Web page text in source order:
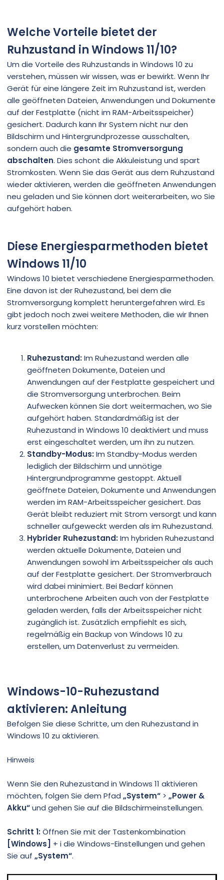
Welche Vorteile bietet der
Ruhzustand in Windows 11/10?
Um die Vorteile des Ruhzustands in Windows 10 zu
verstehen, müssen wir wissen, was er bewirkt. Wenn Ihr
Gerät für eine längere Zeit im Ruhzustand ist, werden
alle geöffneten Dateien, Anwendungen und Dokumente
auf der Festplatte (nicht im RAM-Arbeitsspeicher)
gesichert. Dadurch kann Ihr System nicht nur den
Bildschirm und Hintergrundprozesse ausschalten,
sondern auch die gesamte Stromversorgung
abschalten. Dies schont die Akkuleistung und spart
Stromkosten. Wenn Sie das Gerät aus dem Ruhzustand
wieder aktivieren, werden die geöffneten Anwendungen
neu geladen und Sie können dort weiterarbeiten, wo Sie
aufgehört haben.
Diese Energiesparmethoden bietet
Windows 11/10
Windows 10 bietet verschiedene Energiesparmethoden.
Eine davon ist der Ruhezustand, bei dem die
Stromversorgung komplett heruntergefahren wird. Es
gibt jedoch noch zwei weitere Methoden, die wir Ihnen
kurz vorstellen möchten:
Ruhezustand:Im Ruhezustand werden alle
geöffneten Dokumente, Dateien und
Anwendungen auf der Festplatte gespeichert und
die Stromversorgung unterbrochen. Beim
Aufwecken können Sie dort weitermachen, wo Sie
aufgehört haben. Standardmäßig ist der
Ruhezustand in Windows 10 deaktiviert und muss
erst eingeschaltet werden, um ihn zu nutzen.
Standby-Modus:Im Standby-Modus werden
lediglich der Bildschirm und unnötige
Hintergrundprogramme gestoppt. Aktuell
geöffnete Dateien, Dokumente und Anwendungen
werden im RAM-Arbeitsspeicher gesichert. Das
Gerät bleibt reduziert mit Strom versorgt und kann
schneller aufgeweckt werden als im Ruhezustand.
Hybrider Ruhezustand:Im hybriden Ruhezustand
werden aktuelle Dokumente, Dateien und
Anwendungen sowohl im Arbeitsspeicher als auch
auf der Festplatte gesichert. Der Stromverbrauch
wird dabei minimiert. Bei Bedarf können
unterbrochene Arbeiten auch von der Festplatte
geladen werden, falls der Arbeitsspeicher nicht
zugänglich ist. Zusätzlich empfiehlt es sich,
regelmäßig ein Backup von Windows 10 zu
erstellen, um Datenverlust zu vermeiden.
Windows-10-Ruhezustand
aktivieren: Anleitung
Befolgen Sie diese Schritte, um den Ruhezustand in
Windows 10 zu aktivieren.
Hinweis
Wenn Sie den Ruhezustand in Windows 11 aktivieren
möchten, folgen Sie dem Pfad „System“ > „Power &
Akku“und gehen Sie auf die Bildschirmeinstellungen.
Schritt 1:Öffnen Sie mit der Tastenkombination
[Windows] + i die Windows-Einstellungen und gehen
Sie auf „System“.